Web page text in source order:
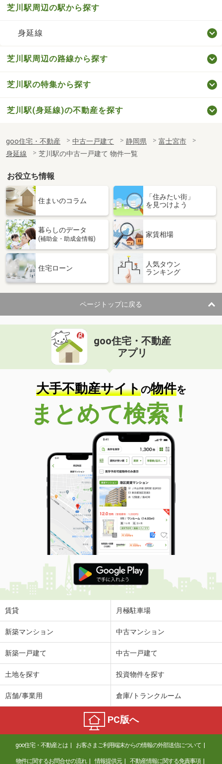
芝川駅周辺の駅から探す
身延線
芝川駅周辺の路線から探す
芝川駅の特集から探す
芝川駅(身延線)の不動産を探す
goo住宅・不動産 中古一戸建て 静岡県
富士宮市
身延線
芝川駅の中古一戸建て 物件一覧
お役立ち情報
住まいのコラム
「住みたい街」
を見つけよう
暮らしのデータ
(補助金・助成金情報)
家賃相場
住宅ローン
人気タウン
ランキング
ページトップに戻る
goo住宅・不動産
アプリ
大手不動産サイトの物件を
まとめて検索！
賃貸 月極駐車場
新築マンション 中古マンション
新築一戸建て 中古一戸建て
土地を探す 投資物件を探す
店舗/事業用 倉庫/トランクルーム
PC版へ
goo住宅・不動産とは お客さまご利用端末からの情報の外部送信について
物件に関するお問合せの流れ 情報提供元 不動産情報に関する免責事項